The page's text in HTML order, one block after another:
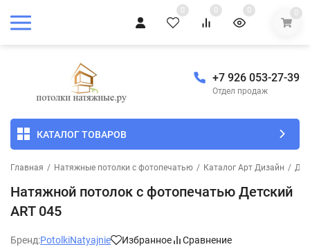
0 0 0 0
+7 926 053-27-39
Отдел продаж
КАТАЛОГ ТОВАРОВ
Главная / Натяжные потолки с фотопечатью / Каталог Арт Дизайн /
Натяжной потолок с фотопечатью Детский
ART 045
Бренд:PotolkiNatyajnie Избранное Сравнение